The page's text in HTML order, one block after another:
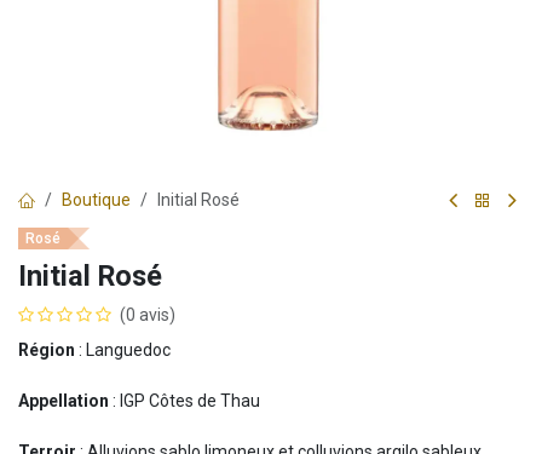
Boutique Initial Rosé
Rosé
Initial Rosé
(0 avis)
Région : Languedoc
Appellation : IGP Côtes de Thau